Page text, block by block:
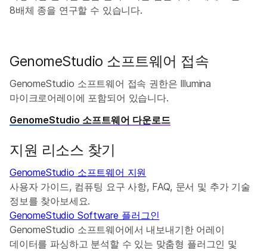
8배체 종을 연구할 수 있습니다.
GenomeStudio 소프트웨어 접속
GenomeStudio 소프트웨어 접속 권한은 Illumina
마이크로어레이에 포함되어 있습니다.
GenomeStudio 소프트웨어 다운로드
지원 리소스 찾기
GenomeStudio 소프트웨어 지원
사용자 가이드, 컴퓨팅 요구 사항, FAQ, 문서 및 추가 기술
정보를 찾아보세요.
GenomeStudio Software 플러그인
GenomeStudio 소프트웨어에서 내보내기한 어레이
데이터를 파싱하고 분석할 수 있는 맞춤형 플러그인 및